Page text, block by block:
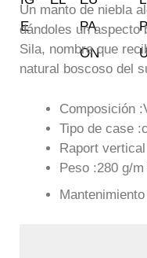
Un manto de niebla
dándoles un
Sila, nombre que
natural boscoso del
Composición
Tipo de case
Raport
Peso :280 g/m
Mantenimiento